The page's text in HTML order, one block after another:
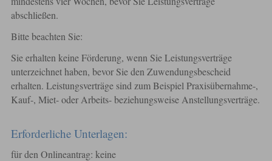
abschließen.
Bitte beachten Sie:
Sie erhalten keine Förderung, wenn Sie Leistungsverträge
unterzeichnet haben, bevor Sie den Zuwendungsbescheid
erhalten. Leistungsverträge sind zum Beispiel Praxisübernahme-,
Kauf-, Miet- oder Arbeits- beziehungsweise Anstellungsverträge.
Erforderliche Unterlagen:
für den Onlineantrag: keine